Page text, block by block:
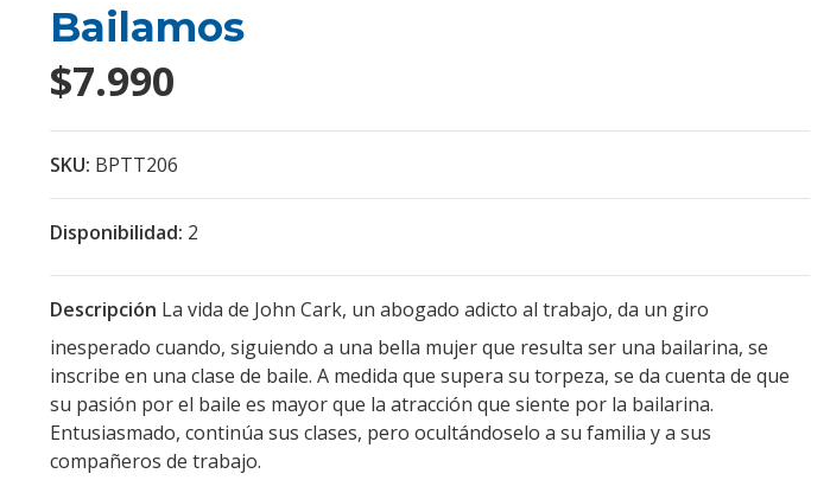
Bailamos
$7.990
SKU: BPTT206
Disponibilidad: 2
Descripción La vida de John Cark, un abogado adicto al trabajo, da un giro
inesperado cuando, siguiendo a una bella mujer que resulta ser una bailarina, se
inscribe en una clase de baile. A medida que supera su torpeza, se da cuenta de que
su pasión por el baile es mayor que la atracción que siente por la bailarina.
Entusiasmado, continúa sus clases, pero ocultándoselo a su familia y a sus
compañeros de trabajo.